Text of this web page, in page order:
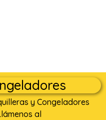
y Congeladores
al